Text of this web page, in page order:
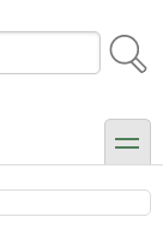
toggle